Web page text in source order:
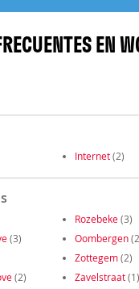
EN
Internet(2)
Rozebeke(3)
(3) Oombergen
Zottegem(2)
(2) Zavelstraat(1)